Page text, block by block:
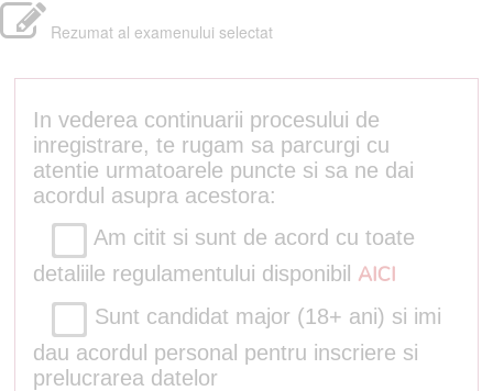
Rezumat al examenului selectat
In vederea continuarii procesului de
inregistrare, te rugam sa parcurgi cu
atentie urmatoarele puncte si sa ne dai
acordul asupra acestora:
Am citit si sunt de acord cu toate
detaliile regulamentului disponibil AICI
Sunt candidat major (18+ ani) si imi
dau acordul personal pentru inscriere si
prelucrarea datelor